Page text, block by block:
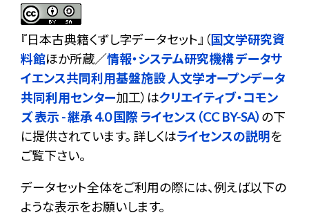
『日本古典籍くずし字データセット 』（国文学研究資
料館ほか所蔵／情報・システム研究機構 データサ
イエンス共同利用基盤施設 人文学オープンデータ
共同利用センター加工）はクリエイティブ・コモン
ズ 表示 - 継承 4.0 国際 ライセンス（CC BY-SA） の下
に提供されています。 詳しくはライセンスの説明を
ご覧下さい。
データセット全体をご利用の際には、例えば以下の
ような表示をお願いします。